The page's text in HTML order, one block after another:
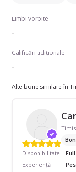
Limbi vorbite
-
Calificări adiționale
-
Alte bone similare în
Disponibilitate
Experiență